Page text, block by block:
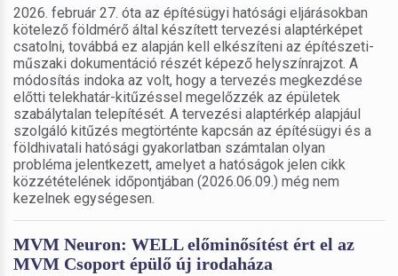
2026. február 27. óta az építésügyi hatósági eljárásokban
kötelező földmérő által készített tervezési alaptérképet
csatolni, továbbá ez alapján kell elkészíteni az építészeti-
műszaki dokumentáció részét képező helyszínrajzot. A
módosítás indoka az volt, hogy a tervezés megkezdése
előtti telekhatár-kitűzéssel megelőzzék az épületek
szabálytalan telepítését. A tervezési alaptérkép alapjául
szolgáló kitűzés megtörténte kapcsán az építésügyi és a
földhivatali hatósági gyakorlatban számtalan olyan
probléma jelentkezett, amelyet a hatóságok jelen cikk
közzétételének időpontjában (2026.06.09.) még nem
kezelnek egységesen.
MVM Neuron: WELL előminősítést ért el az
MVM Csoport épülő új irodaháza